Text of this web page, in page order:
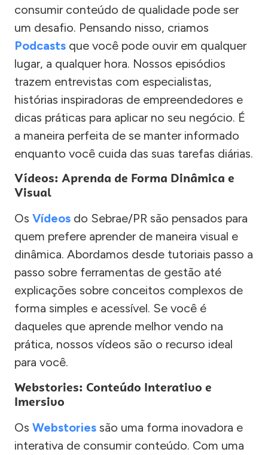
consumir conteúdo de qualidade pode ser
um desafio. Pensando nisso, criamos
Podcasts que você pode ouvir em qualquer
lugar, a qualquer hora. Nossos episódios
trazem entrevistas com especialistas,
histórias inspiradoras de empreendedores e
dicas práticas para aplicar no seu negócio. É
a maneira perfeita de se manter informado
enquanto você cuida das suas tarefas diárias.
Vídeos: Aprenda de Forma Dinâmica e
Visual
Os Vídeos do Sebrae/PR são pensados para
quem prefere aprender de maneira visual e
dinâmica. Abordamos desde tutoriais passo a
passo sobre ferramentas de gestão até
explicações sobre conceitos complexos de
forma simples e acessível. Se você é
daqueles que aprende melhor vendo na
prática, nossos vídeos são o recurso ideal
para você.
Webstories: Conteúdo Interativo e
Imersivo
Os Webstories são uma forma inovadora e
interativa de consumir conteúdo. Com uma